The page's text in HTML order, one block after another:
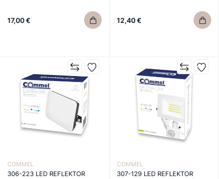
17,00 € 12,40 €
COMMEL
306-223 LED REFLEKTOR
COMMEL
307-129 LED REFLEKTOR